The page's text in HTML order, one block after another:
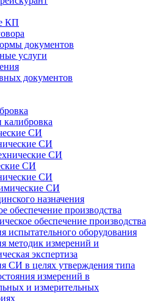
КП
документов
услуги
документов
калибровка
СИ
СИ
СИ
СИ
СИ
СИ
назначения
обеспечение производства
обеспечение производства
испытательного оборудования
методик измерений и
экспертиза
СИ в целях утверждения типа
измерений в
и измерительных